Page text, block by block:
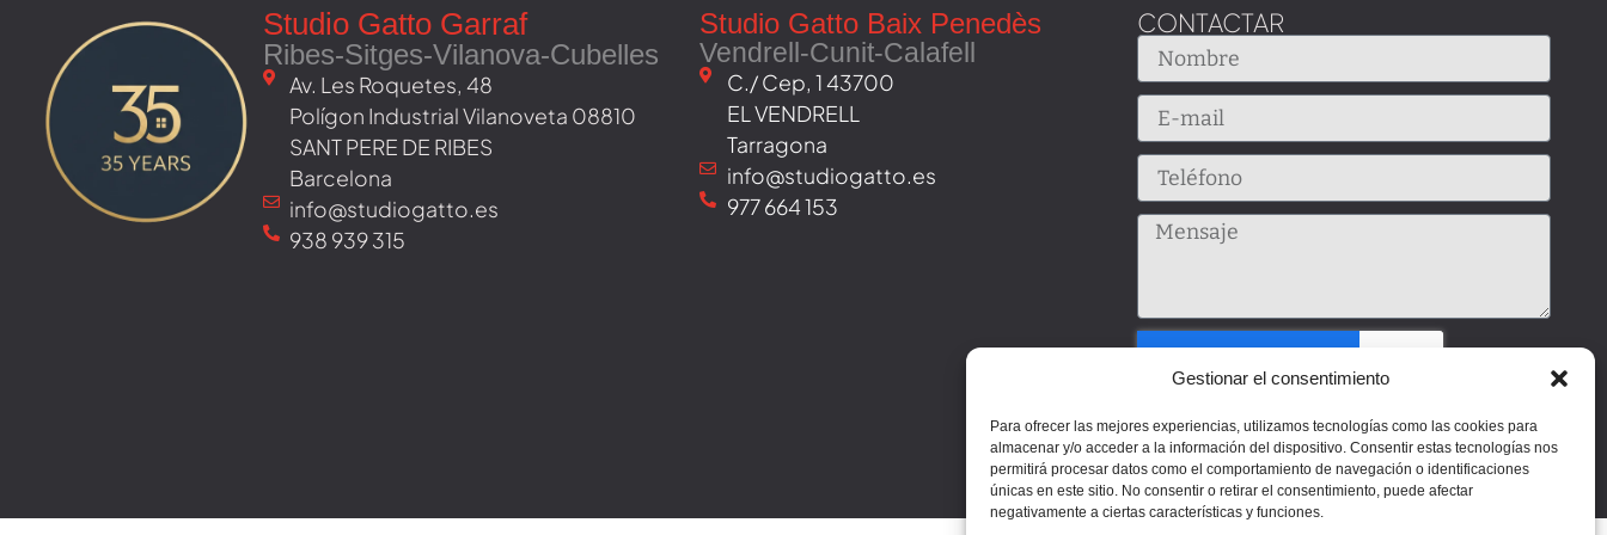
Gestionar el consentimiento
Para ofrecer las mejores experiencias, utilizamos tecnologías como las cookies para
almacenar y/o acceder a la información del dispositivo. Consentir estas tecnologías nos
permitirá procesar datos como el comportamiento de navegación o identificaciones
únicas en este sitio. No consentir o retirar el consentimiento, puede afectar
negativamente a ciertas características y funciones.
Studio Gatto Garraf
Ribes-Sitges-Vilanova-Cubelles
Av. Les Roquetes, 48 ​
Polígon Industrial Vilanoveta 08810
SANT PERE DE RIBES
Barcelona
info@studiogatto.es
938 939 315
Studio Gatto Baix Penedès
Vendrell-Cunit-Calafell
C./ Cep, 1 43700
EL VENDRELL
Tarragona
info@studiogatto.es
977 664 153
CONTACTAR
Enviar